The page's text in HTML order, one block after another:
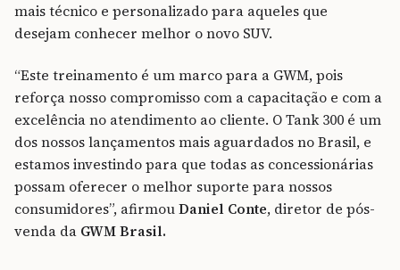
mais técnico e personalizado para aqueles que
desejam conhecer melhor o novo SUV.
“Este treinamento é um marco para a GWM, pois
reforça nosso compromisso com a capacitação e com a
excelência no atendimento ao cliente. O Tank 300 é um
dos nossos lançamentos mais aguardados no Brasil, e
estamos investindo para que todas as concessionárias
possam oferecer o melhor suporte para nossos
consumidores”, afirmouDaniel Conte, diretor de pós-
venda da GWM Brasil.